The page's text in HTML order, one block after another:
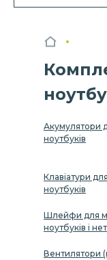
Акумулятори
ноутбуків
Клавіатури для
ноутбуків
Шлейфи для
ноутбуків і
Вентилятори